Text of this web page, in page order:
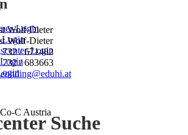
Login
Login
Login
Suche
Wolf-Dieter
Wolf-Dieter
/ 671482
/ 683663
C Austria